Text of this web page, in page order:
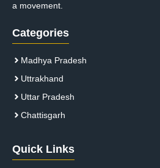
a movement.
Categories
Madhya Pradesh
Uttrakhand
Uttar Pradesh
Chattisgarh
Quick Links